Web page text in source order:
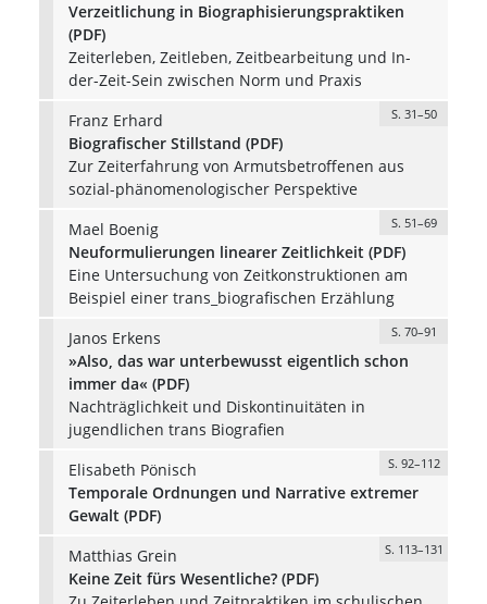
Verzeitlichung in Biographisierungspraktiken
(PDF)
Zeiterleben, Zeitleben, Zeitbearbeitung und In-
der-Zeit-Sein zwischen Norm und Praxis
Franz Erhard
S. 31–50
Biografischer Stillstand (PDF)
Zur Zeiterfahrung von Armutsbetroffenen aus
sozial-phänomenologischer Perspektive
Mael Boenig
S. 51–69
Neuformulierungen linearer Zeitlichkeit (PDF)
Eine Untersuchung von Zeitkonstruktionen am
Beispiel einer trans_biografischen Erzählung
Janos Erkens
S. 70–91
»Also, das war unterbewusst eigentlich schon
immer da« (PDF)
Nachträglichkeit und Diskontinuitäten in
jugendlichen trans Biografien
Elisabeth Pönisch
S. 92–112
Temporale Ordnungen und Narrative extremer
Gewalt (PDF)
Matthias Grein
S. 113–131
Keine Zeit fürs Wesentliche? (PDF)